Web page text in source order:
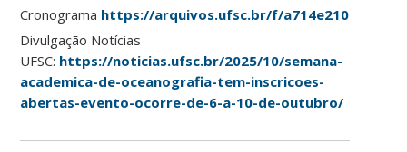
Cronograma https://arquivos.ufsc.br/f/
Divulgação Notícias
UFSC: https://noticias.ufsc.br/2025/10/semana-
academica-de-oceanografia-tem-inscricoes-
abertas-evento-ocorre-de-6-a-10-de-outubro/